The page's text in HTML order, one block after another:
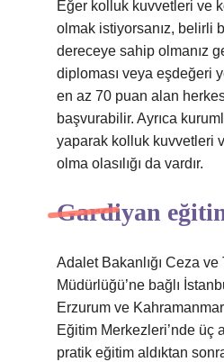
Eğer kolluk kuvvetleri ve
olmak istiyorsanız, belirli
dereceye sahip olmanız
diploması veya eşdeğeri
en az 70 puan alan
başvurabilir. Ayrıca
yaparak kolluk kuvvetleri
olma olasılığı da vardır.
Gardiyan
Adalet Bakanlığı Ceza ve
Müdürlüğü’ne bağlı
Erzurum ve
Eğitim Merkezleri’nde üç
pratik eğitim aldıktan